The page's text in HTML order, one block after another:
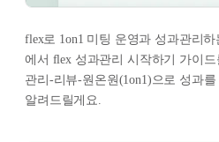
flex로 1on1 미팅 운영과 성과관리
에서 flex 성과관리 시작하기 가이
관리-리뷰-원온원(1on1)으로 성과
알려드릴게요.